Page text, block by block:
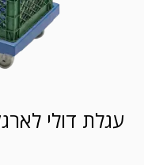
עגלת דולי